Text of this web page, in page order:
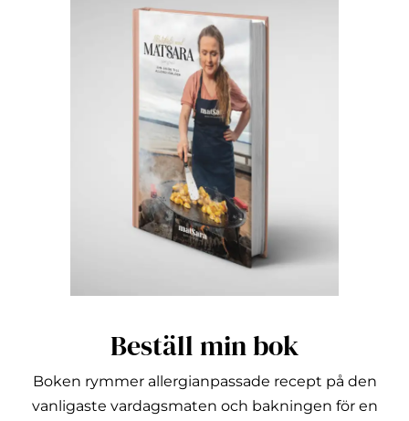
Beställ min bok
Boken rymmer allergianpassade recept på den
vanligaste vardagsmaten och bakningen för en